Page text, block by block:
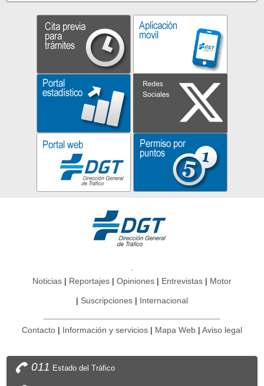
Noticias Reportajes Opiniones Entrevistas Motor
Suscripciones Internacional
Contacto Información y servicios Mapa Web Aviso legal
011 Estado del Tráfico